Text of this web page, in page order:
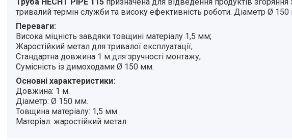
тривалий термін служби та високу ефективність роботи. Діаметр Ø
Переваги:
Висока міцність завдяки товщині матеріалу 1,5 мм;
Жаростійкий метал для тривалої експлуатації;
Стандартна довжина 1 м для зручності монтажу;
Сумісність із димоходами Ø 150 мм.
Основні характеристики:
Довжина: 1 м.
Діаметр: Ø 150 мм.
Товщина матеріалу: 1,5 мм.
Матеріал: жаростійкий метал.